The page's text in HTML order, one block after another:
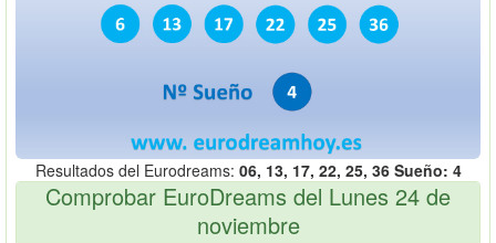
Resultados del Eurodreams: 06, 13, 17, 22, 25, 36 Sueño: 4
Comprobar EuroDreams del Lunes 24 de
noviembre